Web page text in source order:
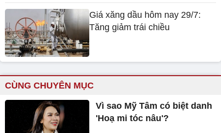
Giá xăng dầu hôm nay 29/7:
Tăng giảm trái chiều
CÙNG CHUYÊN MỤC
Vì sao Mỹ Tâm có biệt danh
'Hoạ mi tóc nâu'?